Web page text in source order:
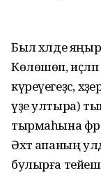
Был хәлде
Көлөшөп,
күреүегеҙсә,
үҙе ултыра)
тырмаһына
Әхәт апаның
булырға